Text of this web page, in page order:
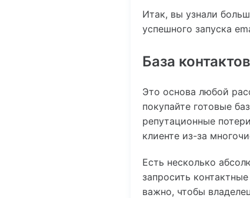
Итак, вы узнали
успешного запуска
База контактов
Это основа любой
покупайте готовые
репутационные
клиенте из-за
Есть несколько
запросить
важно, чтобы